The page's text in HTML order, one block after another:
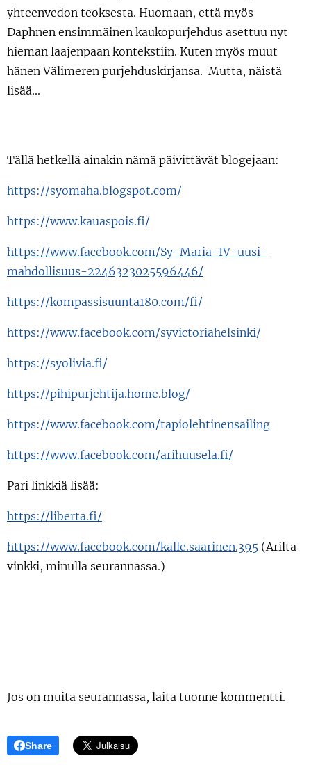
yhteenvedon teoksesta. Huomaan, että myös
Daphnen ensimmäinen kaukopurjehdus asettuu nyt
hieman laajenpaan kontekstiin. Kuten myös muut
hänen Välimeren purjehduskirjansa. Mutta, näistä
lisää...
Tällä hetkellä ainakin nämä päivittävät blogejaan:
https://syomaha.blogspot.com/
https://www.kauaspois.fi/
https://www.facebook.com/Sy-Maria-IV-uusi-
mahdollisuus-2246323025596446/
https://kompassisuunta180.com/fi/
https://www.facebook.com/syvictoriahelsinki/
https://syolivia.fi/
https://pihipurjehtija.home.blog/
https://www.facebook.com/tapiolehtinensailing
https://www.facebook.com/arihuusela.fi/
Pari linkkiä lisää:
https://liberta.fi/
https://www.facebook.com/kalle.saarinen.395 (Arilta
vinkki, minulla seurannassa.)
Jos on muita seurannassa, laita tuonne kommentti.
Share